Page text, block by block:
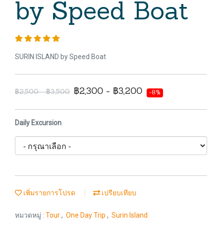
by Speed Boat
SURIN ISLAND by Speed Boat
฿2,500 - ฿3,500 ฿2,300 - ฿3,200 -8%
Daily Excursion
เพิ่มรายการโปรด เปรียบเทียบ
หมวดหมู่ : Tour, One Day Trip , Surin Island